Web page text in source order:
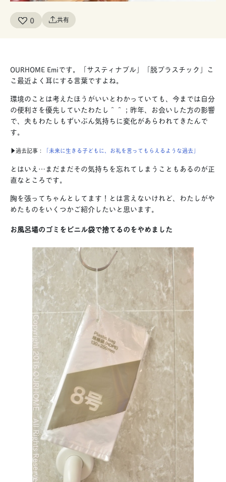
0 共有
OURHOME Emiです。「サスティナブル」「脱プラスチック」 こ
こ最近よく耳にする言葉ですよね。
環境のことは考えたほうがいいとわかっていても、今までは自分
の便利さを優先していたわたし＾＾； 昨年、お会いした方の影響
で、 夫もわたしもずいぶん気持ちに変化があらわれてきたんで
す。
▶︎過去記事： 「未来に生きる子どもに、お礼を言ってもらえるような過去」
とはいえ …まだまだその気持ちを忘れてしまうこともあるのが正
直なところです。
胸を張ってちゃんとしてます！とは言えないけれど、わたしがや
めたものをいくつかご紹介したいと思います。
お風呂場のゴミをビニル袋で捨てるのをやめました